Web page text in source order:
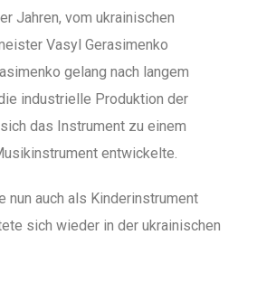
Jahren, vom ukrainischen
Vasyl Gerasimenko
gelang nach langem
industrielle Produktion der
das Instrument zu einem
entwickelte.
nun auch als Kinderinstrument
sich wieder in der ukrainischen